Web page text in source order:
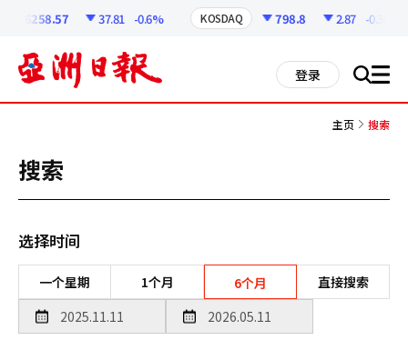
6258.57 37.81 -0.6% KOSDAQ 798.8 2.87 -0.36%
登录 搜 all
主页 搜索
搜索
选择时间
一个星期 1个月 6个月 直接搜索